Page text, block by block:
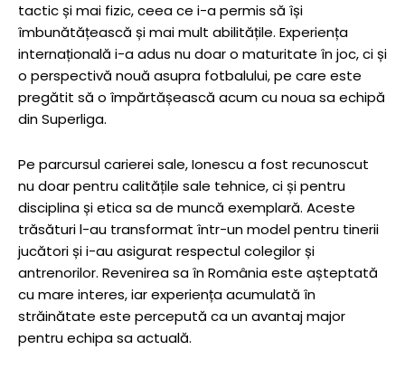
tactic și mai fizic, ceea ce i-a permis să își
îmbunătățească și mai mult abilitățile. Experiența
internațională i-a adus nu doar o maturitate în joc, ci și
o perspectivă nouă asupra fotbalului, pe care este
pregătit să o împărtășească acum cu noua sa echipă
din Superliga.
Pe parcursul carierei sale, Ionescu a fost recunoscut
nu doar pentru calitățile sale tehnice, ci și pentru
disciplina și etica sa de muncă exemplară. Aceste
trăsături l-au transformat într-un model pentru tinerii
jucători și i-au asigurat respectul colegilor și
antrenorilor. Revenirea sa în România este așteptată
cu mare interes, iar experiența acumulată în
străinătate este percepută ca un avantaj major
pentru echipa sa actuală.